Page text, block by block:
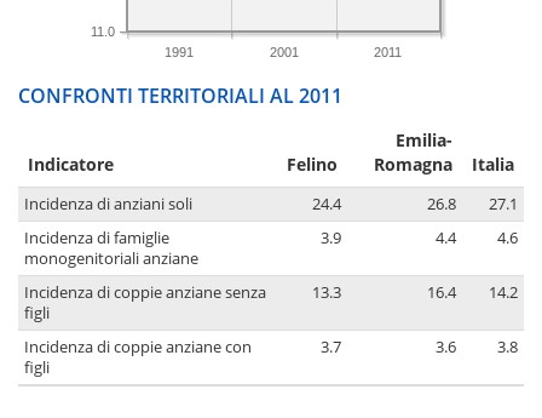
1991 2001 2011
11.0
CONFRONTI TERRITORIALI AL 2011
Indicatore Felino
Emilia-
Romagna
Italia
Incidenza di anziani soli 24.4 26.8
27.1
Incidenza di famiglie
monogenitoriali anziane
3.9 4.4 4.6
Incidenza di coppie anziane senza
figli
13.3 16.4 14.2
Incidenza di coppie anziane con
figli
3.7 3.6 3.8